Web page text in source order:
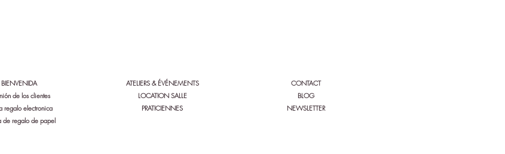
BIENVENIDA
de los clientes
regalo electronica
de regalo de papel
ATELIERS & ÉVÉNEMENTS
LOCATION SALLE
PRATICIENNES
CONTACT
BLOG
NEWSLETTER